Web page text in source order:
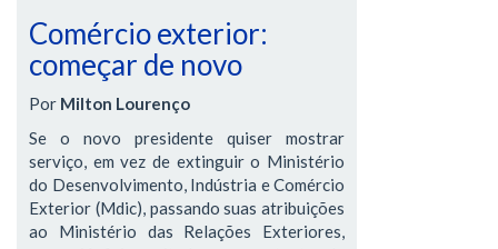
Comércio exterior:
começar de novo
Por Milton Lourenço
Se o novo presidente quiser mostrar
serviço, em vez de extinguir o Ministério
do Desenvolvimento, Indústria e Comércio
Exterior (Mdic), passando suas atribuições
ao Ministério das Relações Exteriores,